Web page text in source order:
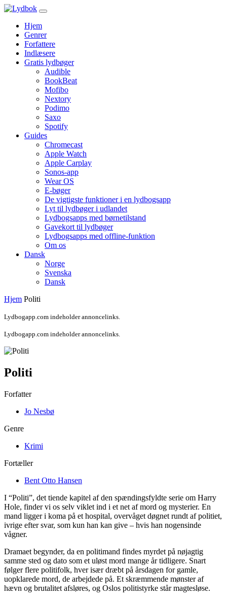
Hjem
Genrer
Forfattere
Indlæsere
Gratis lydbøger
Audible
BookBeat
Mofibo
Nextory
Podimo
Saxo
Spotify
Guides
Chromecast
Apple Watch
Apple Carplay
Sonos-app
Wear OS
E-bøger
De vigtigste funktioner i en lydbogsapp
Lyt til lydbøger i udlandet
Lydbogsapps med børnetilstand
Gavekort til lydbøger
Lydbogsapps med offline-funktion
Om os
Dansk
Norge
Svenska
Dansk
Hjem Politi
Lydbogapp.com indeholder annoncelinks.
Lydbogapp.com indeholder annoncelinks.
Politi
Forfatter
Jo Nesbø
Genre
Krimi
Fortæller
Bent Otto Hansen
I “Politi”, det tiende kapitel af den spændingsfyldte serie om Harry
Hole, finder vi os selv viklet ind i et net af mord og mysterier. En
mand ligger i koma på et hospital, overvåget døgnet rundt af politiet,
ivrige efter svar, som kun han kan give – hvis han nogensinde
vågner.
Dramaet begynder, da en politimand findes myrdet på nøjagtig
samme sted og dato som et uløst mord mange år tidligere. Snart
følger flere politifolk, hver især dræbt på årsdagen for gamle,
uopklarede mord, de arbejdede på. Et skræmmende mønster af
hævn og brutalitet afsløres, og Oslos politistyrke står magtesløse.